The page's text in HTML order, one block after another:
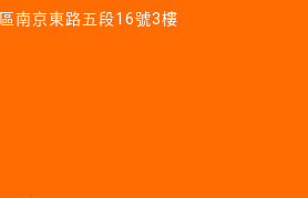
南京東路五段16號3樓